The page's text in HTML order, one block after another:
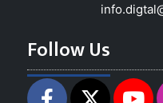
Follow Us